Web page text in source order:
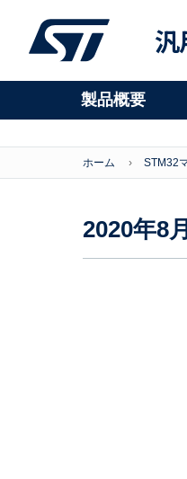
汎
製品概要
ホーム STM32
2020年8